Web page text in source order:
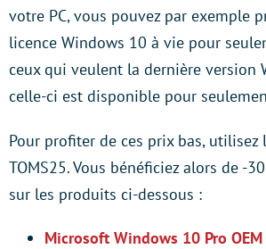
votre PC, vous pouvez par exemple
licence Windows 10 à vie pour
ceux qui veulent la dernière version
celle-ci est disponible pour
Pour profiter de ces prix bas, utilisez
TOMS25. Vous bénéficiez alors de -
sur les produits ci-dessous :
Microsoft Windows 10 Pro